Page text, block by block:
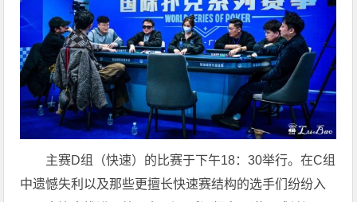
主赛D组（快速）的比赛于下午18：30举行。在C组
中遗憾失利以及那些更擅长快速赛结构的选手们纷纷入